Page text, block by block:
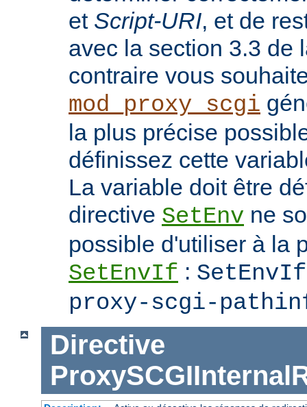
et Script-URI, et de
avec la section 3.3 de
contraire vous
mod_proxy_scgi
la plus précise
définissez cette
La variable doit être
directive SetEnv ne
possible d'utiliser à la
SetEnvIf :
proxy-scgi-
Directive